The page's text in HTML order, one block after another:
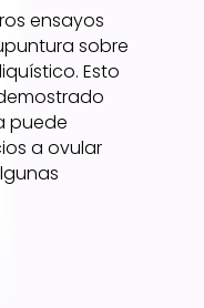
ensayos
sobre
Esto
puede
a ovular